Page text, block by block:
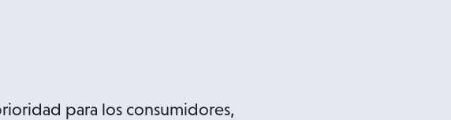
para los consumidores,